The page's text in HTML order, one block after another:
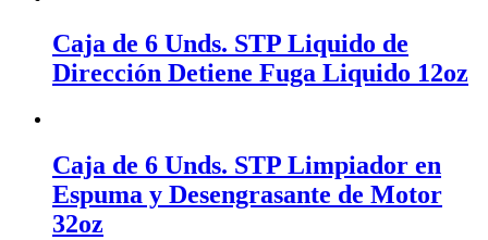
Caja de 6 Unds. STP Liquido de
Dirección Detiene Fuga Liquido 12oz
Caja de 6 Unds. STP Limpiador en
Espuma y Desengrasante de Motor
32oz